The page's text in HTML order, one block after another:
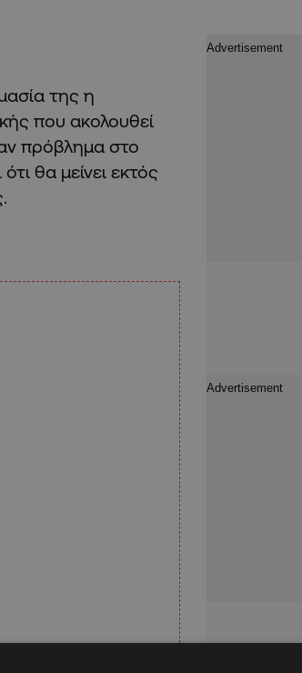
της η
που ακολουθεί
πρόβλημα στο
θα μείνει εκτός